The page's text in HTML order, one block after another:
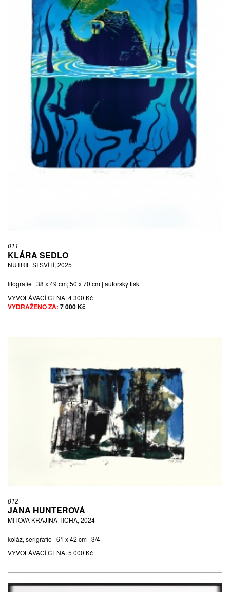
011
KLÁRA SEDLO
NUTRIE SI SVÍTÍ, 2025
litografie | 38 x 49 cm; 50 x 70 cm | autorský tisk
VYVOLÁVACÍ CENA:4 300 Kč
VYDRAŽENO ZA: 7 000 Kč
012
JANA HUNTEROVÁ
MITOVA KRAJINA TICHA, 2024
koláž, serigrafie | 61 x 42 cm | 3/4
VYVOLÁVACÍ CENA:5 000 Kč